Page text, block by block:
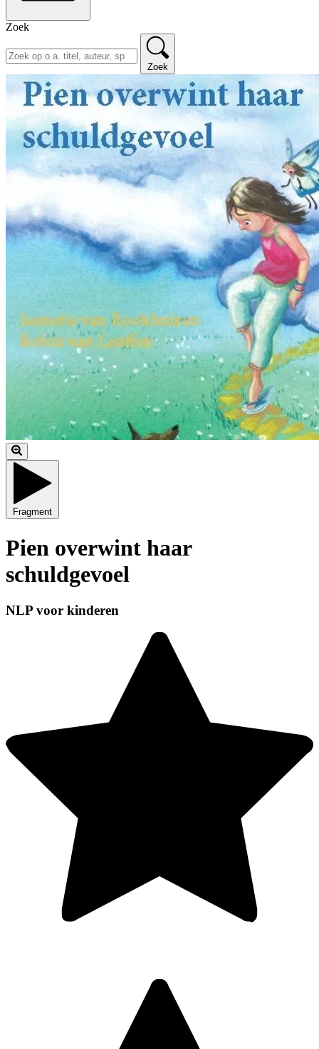
Zoek
Zoek
Fragment
Pien overwint haar
schuldgevoel
NLP voor kinderen